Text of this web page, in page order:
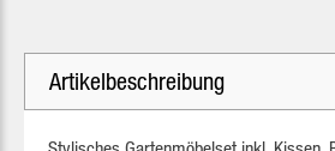
Artikelbeschreibung